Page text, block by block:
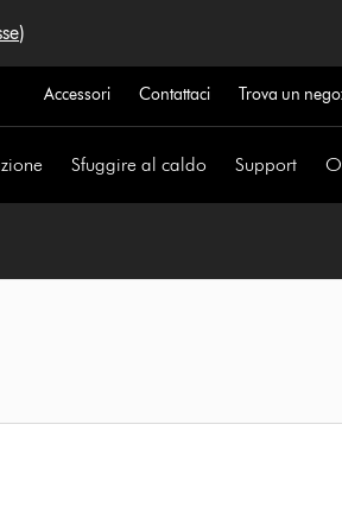
Accessori Contattaci Trova un
Sfuggire al caldo Support